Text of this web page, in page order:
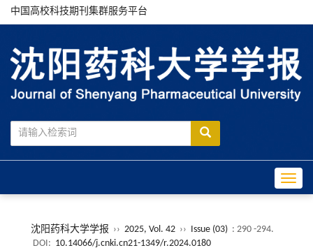
中国高校科技期刊集群服务平台
沈阳药科大学学报 ›› 2025, Vol. 42 ›› Issue (03) : 290 -294.
DOI: 10.14066/j.cnki.cn21-1349/r.2024.0180